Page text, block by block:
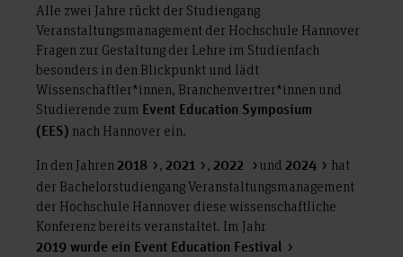
Alle zwei Jahre rückt der Studiengang
Veranstaltungsmanagement der Hochschule Hannover
Fragen zur Gestaltung der Lehre im Studienfach
besonders in den Blickpunkt und lädt
Wissenschaftler*innen, Branchenvertrer*innen und
Studierende zum Event Education Symposium
(EES) nach Hannover ein.
In den Jahren 2018 , 2021 , 2022 und 2024
hat
der Bachelorstudiengang Veranstaltungsmanagement
der Hochschule Hannover diese wissenschaftliche
Konferenz bereits veranstaltet. Im Jahr
2019 wurde ein Event Education Festival